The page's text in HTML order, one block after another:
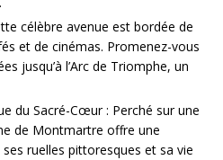
célèbre avenue est bordée de
et de cinémas. Promenez-vous
jusqu’à l’Arc de Triomphe, un
du Sacré-Cœur : Perché sur une
de Montmartre offre une
ruelles pittoresques et sa vie